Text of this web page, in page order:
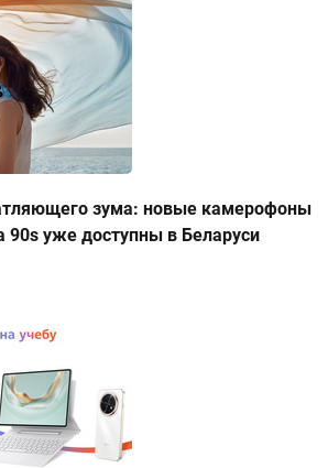
зума: новые камерофоны
90s уже доступны в Беларуси